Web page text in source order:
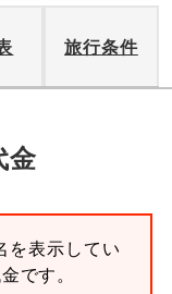
旅行条件
金
を表示してい
です。